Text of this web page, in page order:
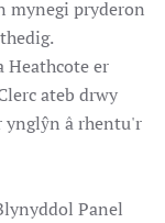
mynegi pryderon
Heathcote er
ateb drwy
ynglŷn â rhentu'r
Panel